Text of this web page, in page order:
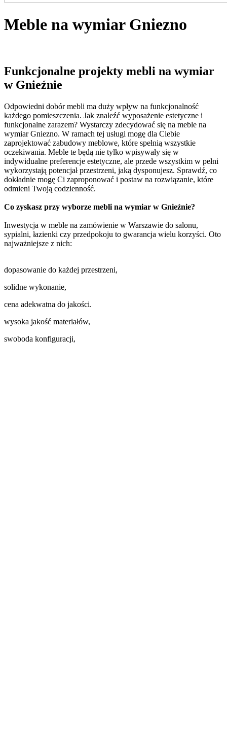
Meble na wymiar Gniezno
Funkcjonalne projekty mebli na wymiar
w Gnieźnie
Odpowiedni dobór mebli ma duży wpływ na funkcjonalność
każdego pomieszczenia. Jak znaleźć wyposażenie estetyczne i
funkcjonalne zarazem? Wystarczy zdecydować się na meble na
wymiar Gniezno. W ramach tej usługi mogę dla Ciebie
zaprojektować zabudowy meblowe, które spełnią wszystkie
oczekiwania. Meble te będą nie tylko wpisywały się w
indywidualne preferencje estetyczne, ale przede wszystkim w pełni
wykorzystają potencjał przestrzeni, jaką dysponujesz. Sprawdź, co
dokładnie mogę Ci zaproponować i postaw na rozwiązanie, które
odmieni Twoją codzienność.
Co zyskasz przy wyborze mebli na wymiar w Gnieźnie?
Inwestycja w meble na zamówienie w Warszawie do salonu,
sypialni, łazienki czy przedpokoju to gwarancja wielu korzyści. Oto
najważniejsze z nich:
dopasowanie do każdej przestrzeni,
solidne wykonanie,
cena adekwatna do jakości.
wysoka jakość materiałów,
swoboda konfiguracji,